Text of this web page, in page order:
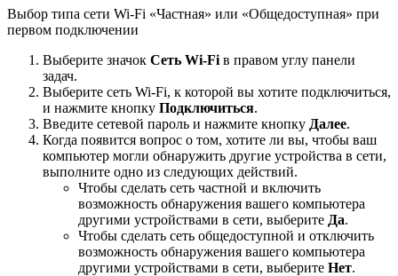
Выбор типа сети Wi-Fi «Частная» или «Общедоступная» при
первом подключении
Выберите значок Сеть Wi-Fi в правом углу панели
задач.
Выберите сеть Wi-Fi, к которой вы хотите подключиться,
и нажмите кнопку Подключиться.
Введите сетевой пароль и нажмите кнопку Далее.
Когда появится вопрос о том, хотите ли вы, чтобы ваш
компьютер могли обнаружить другие устройства в сети,
выполните одно из следующих действий.
Чтобы сделать сеть частной и включить
возможность обнаружения вашего компьютера
другими устройствами в сети, выберите Да.
Чтобы сделать сеть общедоступной и отключить
возможность обнаружения вашего компьютера
другими устройствами в сети, выберите Нет.